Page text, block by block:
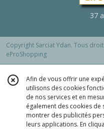
37
Copyright Sarciat Ydan. Tous
eProShopping
Afin de vous offrir une
utilisons des cookies
de nos services et en
également des cookies
montrer des publicités
leurs applications. En